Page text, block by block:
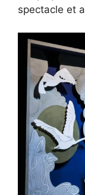
spectacle et